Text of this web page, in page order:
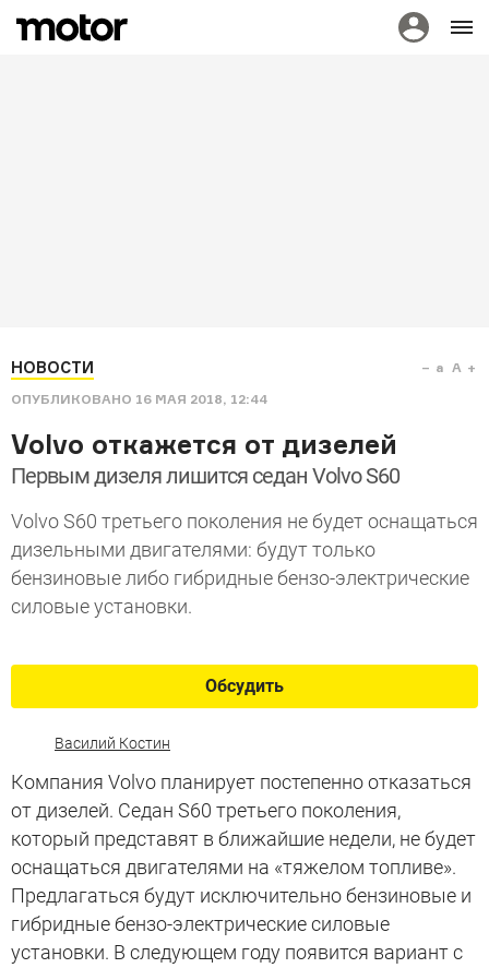
НОВОСТИ
ОПУБЛИКОВАНО 16 МАЯ 2018, 12:44
a A
Volvo откажется от дизелей
Первым дизеля лишится седан Volvo S60
Volvo S60 третьего поколения не будет оснащаться
дизельными двигателями: будут только
бензиновые либо гибридные бензо-электрические
силовые установки.
Обсудить
Василий Костин
Компания Volvo планирует постепенно отказаться
от дизелей. Седан S60 третьего поколения,
который представят в ближайшие недели, не будет
оснащаться двигателями на «тяжелом топливе».
Предлагаться будут исключительно бензиновые и
гибридные бензо-электрические силовые
установки. В следующем году появится вариант с